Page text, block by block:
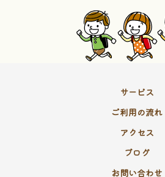
サービス
ご利用の流れ
アクセス
ブログ
お問い合わせ